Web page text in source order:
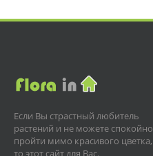
Если Вы страстный любитель
растений и не можете спокойно
пройти мимо красивого цветка,
то этот сайт для Вас.